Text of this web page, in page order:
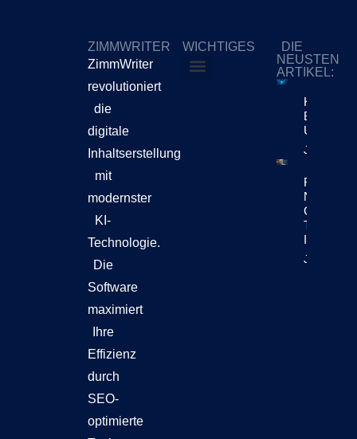
ZIMMWRITER
ZimmWriter
revolutioniert
die
digitale
Inhaltserstellung
mit
modernster
KI-
Technologie.
Die
Software
maximiert
Ihre
Effizienz
durch
SEO-
optimierte
WICHTIGES
DIE
NEUSTEN
ARTIKEL:
KI-
Bewegt
Jetzt
Reuters
News
Chatbots
Teil Der
Jetzt